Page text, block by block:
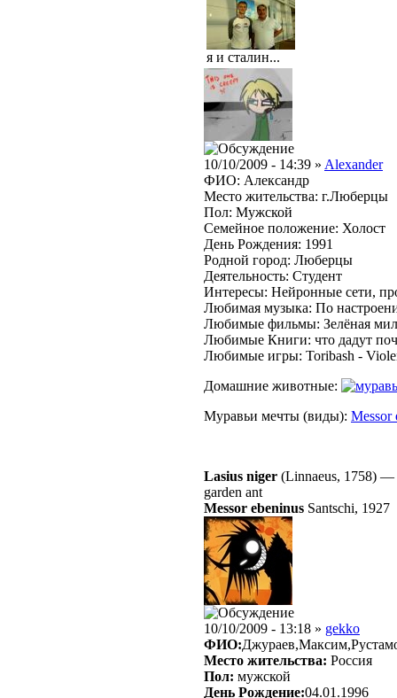
я и сталин...
10/10/2009 - 14:39 » Alexander
ФИО: Александр
Место жительства: г.Люберцы
Пол: Мужской
Семейное положение: Холост
День Рождения: 1991
Родной город: Люберцы
Деятельность: Студент
Интересы: Нейронные сети,
Любимая музыка: По
Любимые фильмы: Зелёная
Любимые Книги: что дадут
Любимые игры: Toribash -
Домашние животные:
Муравьи мечты (виды): Messor
Lasius niger (Linnaeus, 1758) —
garden ant
Messor ebeninus Santschi, 1927
10/10/2009 - 13:18 » gekko
ФИО:
Место жительства: Россия
Пол: мужской
День Рождение:04.01.1996